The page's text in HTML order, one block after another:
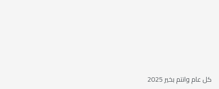
كل عام وانتم بخير 2025